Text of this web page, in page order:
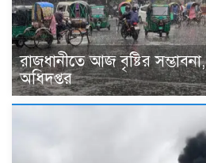
রাজধানীতে আজ বৃষ্টির
অধিদপ্তর